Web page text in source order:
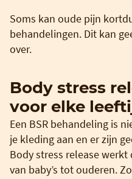
Soms kan oude pijn
behandelingen. Dit kan
over.
Body stress
voor elke
Een BSR behandeling is
je kleding aan en er zijn
Body stress release
van baby’s tot ouderen.